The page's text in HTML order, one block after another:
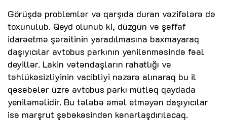
Görüşdə problemlər və qarşıda duran vəzifələrə də
toxunulub. Qeyd olunub ki, düzgün və şəffaf
idarəetmə şəraitinin yaradılmasına baxmayaraq
daşıyıcılar avtobus parkının yenilənməsində fəal
deyillər. Lakin vətəndaşların rahatlığı və
təhlükəsizliyinin vacibliyi nəzərə alınaraq bu il
qəsəbələr üzrə avtobus parkı mütləq qaydada
yeniləməlidir. Bu tələbə əməl etməyən daşıyıcılar
isə marşrut şəbəkəsindən kənarlaşdırılacaq.